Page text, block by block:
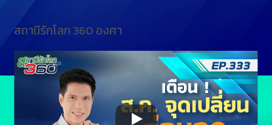
สถานีรักโลก 360 องศา